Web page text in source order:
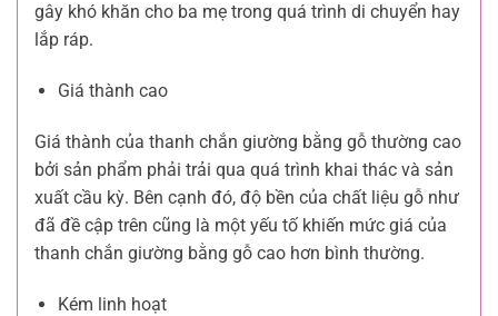
gây khó khăn cho ba mẹ trong quá trình di chuyển hay
lắp ráp.
Giá thành cao
Giá thành của thanh chắn giường bằng gỗ thường cao
bởi sản phẩm phải trải qua quá trình khai thác và sản
xuất cầu kỳ. Bên cạnh đó, độ bền của chất liệu gỗ như
đã đề cập trên cũng là một yếu tố khiến mức giá của
thanh chắn giường bằng gỗ cao hơn bình thường.
Kém linh hoạt